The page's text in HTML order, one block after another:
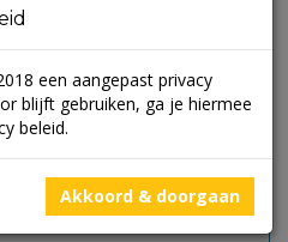
een aangepast privacy
blijft gebruiken, ga je hiermee
beleid.
Akkoord & doorgaan